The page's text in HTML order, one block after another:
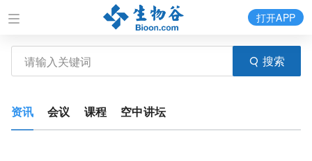
搜索
打开APP
资讯 会议 课程 空中讲坛